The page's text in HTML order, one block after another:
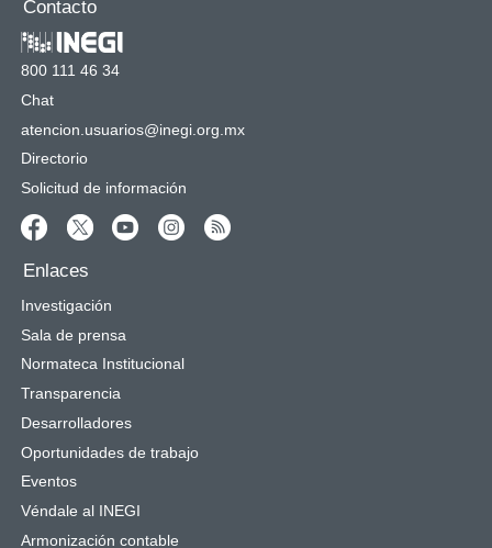
Contacto
800 111 46 34
Chat
atencion.usuarios@inegi.org.mx
Directorio
Solicitud de información
Enlaces
Investigación
Sala de prensa
Normateca Institucional
Transparencia
Desarrolladores
Oportunidades de trabajo
Eventos
Véndale al INEGI
Armonización contable